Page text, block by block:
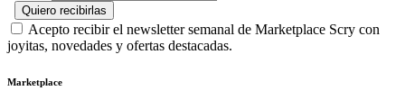
Quiero recibirlas
Acepto recibir el newsletter semanal de Marketplace Scry con
joyitas, novedades y ofertas destacadas.
Marketplace